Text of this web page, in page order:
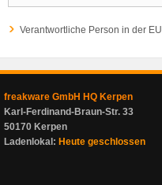
Verantwortliche Person in der EU
freakware GmbH HQ Kerpen
Karl-Ferdinand-Braun-Str. 33
50170 Kerpen
Ladenlokal: Heute geschlossen